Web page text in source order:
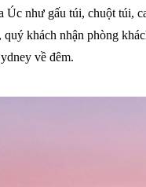
Úc như gấu túi, chuột túi,
quý khách nhận phòng
về đêm.